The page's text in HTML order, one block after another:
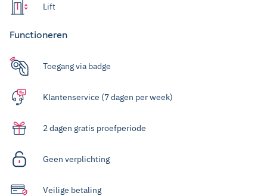
Lift
Functioneren
Toegang via badge
Klantenservice (7 dagen per week)
2 dagen gratis proefperiode
Geen verplichting
Veilige betaling